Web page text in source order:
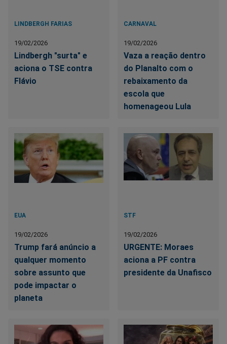
LINDBERGH FARIAS
19/02/2026
Lindbergh "surta" e
aciona o TSE contra
Flávio
CARNAVAL
19/02/2026
Vaza a reação dentro
do Planalto com o
rebaixamento da
escola que
homenageou Lula
EUA
19/02/2026
Trump fará anúncio a
qualquer momento
sobre assunto que
pode impactar o
planeta
STF
19/02/2026
URGENTE: Moraes
aciona a PF contra
presidente da Unafisco